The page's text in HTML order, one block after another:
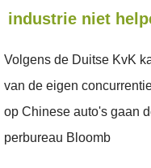
industrie niet
Volgens de Duitse KvK
van de eigen
op Chinese auto's gaan
perbureau Bloomb